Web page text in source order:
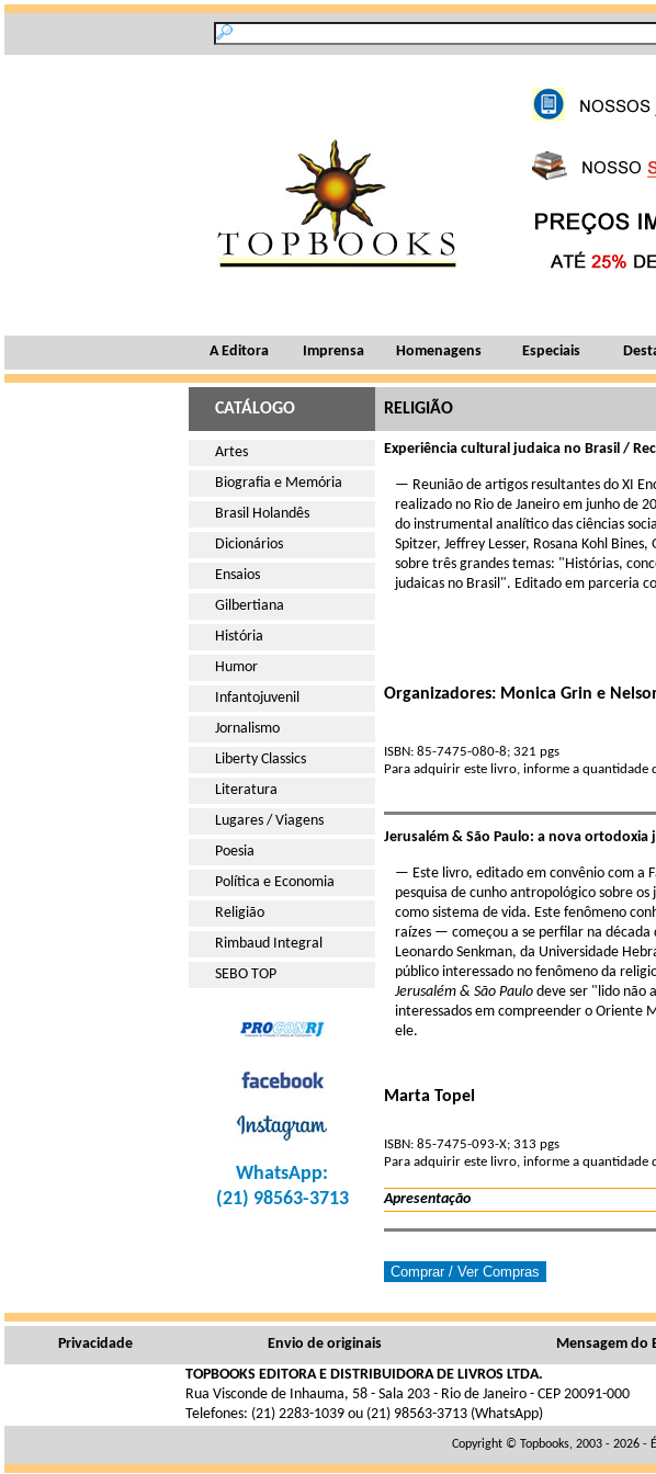
A Editora Imprensa Homenagens Especiais
CATÁLOGO RELIGIÃO
Artes
Biografia e Memória
Brasil Holandês
Dicionários
Ensaios
Gilbertiana
História
Humor
Infantojuvenil
Jornalismo
Liberty Classics
Literatura
Lugares / Viagens
Poesia
Política e Economia
Religião
Rimbaud Integral
SEBO TOP
WhatsApp:
(21) 98563-3713
Experiência cultural judaica no Brasil /
— Reunião de artigos resultantes do XI
realizado no Rio de Janeiro em junho de
do instrumental analítico das ciências
Spitzer, Jeffrey Lesser, Rosana Kohl
sobre três grandes temas: "Histórias,
judaicas no Brasil". Editado em parceria
Organizadores: Monica Grin e
ISBN: 85-7475-080-8; 321 pgs
Para adquirir este livro, informe a quantidade
Jerusalém & São Paulo: a nova ortodoxia
— Este livro, editado em convênio com a
pesquisa de cunho antropológico sobre
como sistema de vida. Este fenômeno
raízes — começou a se perfilar na década
Leonardo Senkman, da Universidade
público interessado no fenômeno da
Jerusalém & São Paulo deve ser "lido não
interessados em compreender o Oriente
ele.
Marta Topel
ISBN: 85-7475-093-X; 313 pgs
Para adquirir este livro, informe a quantidade
Apresentação
Privacidade Envio de originais Mensagem do
TOPBOOKS EDITORA E DISTRIBUIDORA DE LIVROS LTDA.
Rua Visconde de Inhauma, 58 - Sala 203 - Rio de Janeiro - CEP 20091-000
Telefones: (21) 2283-1039 ou (21) 98563-3713 (WhatsApp)
Copyright © Topbooks, 2003 - 2026 -